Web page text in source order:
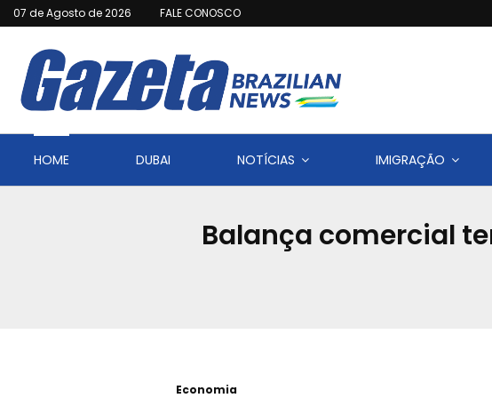
07 de Agosto de 2026 FALE CONOSCO
HOME DUBAI NOTÍCIAS IMIGRAÇÃO
Balança comercial
Economia